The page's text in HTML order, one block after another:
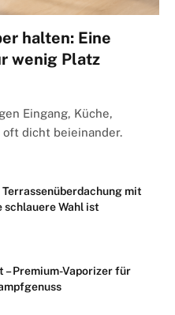
halten: Eine
wenig Platz
Eingang, Küche,
oft dicht beieinander.
Terrassenüberdachung mit
schlauere Wahl ist
– Premium-Vaporizer für